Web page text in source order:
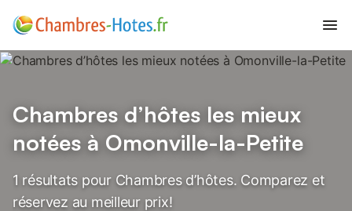
Chambres d’hôtes les mieux
notées à Omonville-la-Petite
1 résultats pour Chambres d’hôtes. Comparez et
réservez au meilleur prix!